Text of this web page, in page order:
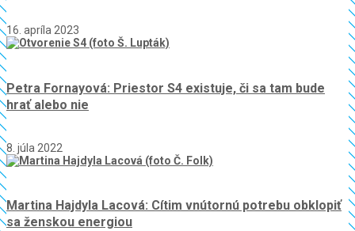
16. apríla 2023
Petra Fornayová: Priestor S4 existuje, či sa tam bude
hrať alebo nie
8. júla 2022
Martina Hajdyla Lacová: Cítim vnútornú potrebu obklopiť
sa ženskou energiou